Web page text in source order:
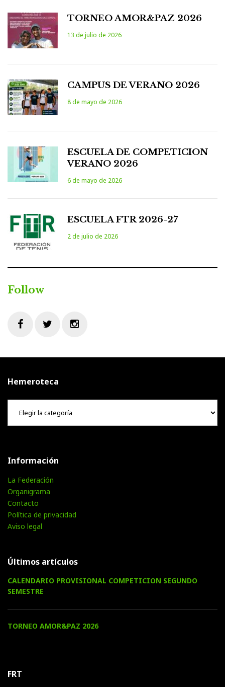
TORNEO AMOR&PAZ 2026
13 de julio de 2026
CAMPUS DE VERANO 2026
8 de mayo de 2026
ESCUELA DE COMPETICION
VERANO 2026
6 de mayo de 2026
ESCUELA FTR 2026-27
2 de julio de 2026
Follow
Hemeroteca
Hemeroteca
Información
La Federación
Organigrama
Contacto
Política de privacidad
Aviso legal
Últimos artículos
CALENDARIO PROVISIONAL COMPETICION SEGUNDO
SEMESTRE
TORNEO AMOR&PAZ 2026
FRT